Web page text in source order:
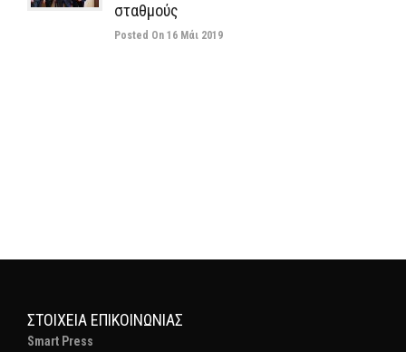
σταθμούς
Posted On 16 Μάι 2019
ΣΤΟΙΧΕΊΑ ΕΠΙΚΟΙΝΩΝΊΑΣ
Smart Press